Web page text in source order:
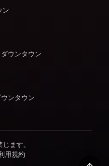
ン
ウンタウン
ンタウン
ます。
用規約